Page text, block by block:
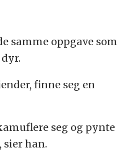
samme oppgave som
finne seg en
seg og pynte
sier han.